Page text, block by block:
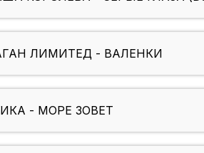
ЛИМИТЕД - ВАЛЕНКИ
- МОРЕ ЗОВЕТ